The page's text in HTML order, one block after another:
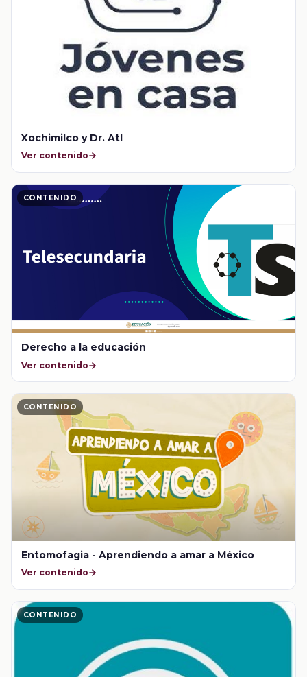
Xochimilco y Dr. Atl
Ver contenido
CONTENIDO
Derecho a la educación
Ver contenido
CONTENIDO
Entomofagia - Aprendiendo a amar a México
Ver contenido
CONTENIDO